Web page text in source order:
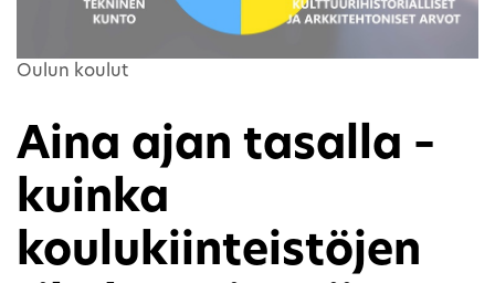
Oulun koulut
Aina ajan tasalla –
kuinka
koulukiinteistöjen